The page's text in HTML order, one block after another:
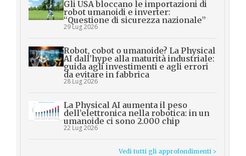
Gli USA bloccano le importazioni di
robot umanoidi e inverter:
“Questione di sicurezza nazionale”
29 Lug 2026
Robot, cobot o umanoide? La Physical
AI dall’hype alla maturità industriale:
guida agli investimenti e agli errori
da evitare in fabbrica
28 Lug 2026
La Physical AI aumenta il peso
dell’elettronica nella robotica: in un
umanoide ci sono 2.000 chip
22 Lug 2026
Vedi tutti gli approfondimenti >